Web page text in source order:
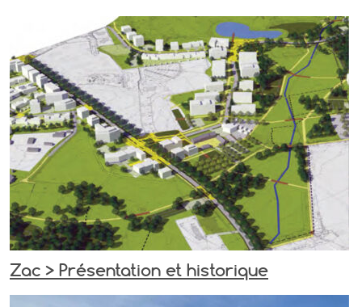
Zac > Présentation et historique